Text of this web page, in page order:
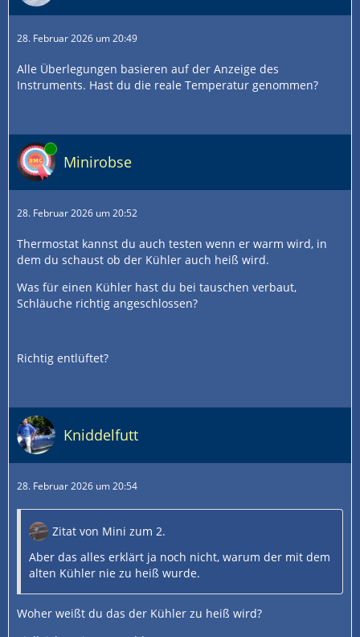
28. Februar 2026 um 20:49
Alle Überlegungen basieren auf der Anzeige des
Instruments. Hast du die reale Temperatur genommen?
Online
Minirobse
28. Februar 2026 um 20:52
Thermostat kannst du auch testen wenn er warm wird, in
dem du schaust ob der Kühler auch heiß wird.
Was für einen Kühler hast du bei tauschen verbaut,
Schläuche richtig angeschlossen?
Richtig entlüftet?
Kniddelfutt
28. Februar 2026 um 20:54
Zitat von Mini zum 2.
Aber das alles erklärt ja noch nicht, warum der mit dem
alten Kühler nie zu heiß wurde.
Woher weißt du das der Kühler zu heiß wird?